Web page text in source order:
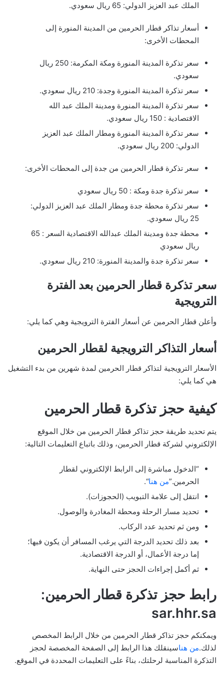
الملك عبد العزيز الدولي: 65 ريال سعودي.
أسعار تذاكر قطار الحرمين من المدينة المنورة إلى
المحطات الأخرى:
سعر تذكرة المدينة المنورة ومكة المكرمة: 250 ريال
سعودي.
سعر تذكرة المدينة المنورة وجدة: 210 ريال سعودي.
سعر تذكرة المدينة المنورة ومدينة الملك عبد الله
الاقتصادية : 150 ريال سعودي.
سعر تذكرة المدينة المنورة ومطار الملك عبد العزيز
الدولي: 200 ريال سعودي.
سعر تذكرة قطار الحرمين من جدة إلى المحطات الأخرى:
سعر تذكرة جدة ومكة : 50 ريال سعودي
سعر تذكرة محطة جدة ومطار الملك عبد العزيز الدولي:
25 ريال سعودي.
محطة جدة ومدينة الملك عبدالله الاقتصادية السعر : 65
ريال سعودي
سعر تذكرة جدة والمدينة المنورة: 210 ريال سعودي.
سعر تذكرة قطار الحرمين بعد الفترة
الترويجية
وأعلن قطار الحرمين عن أسعار الفترة الترويجية وهي كما يلي:
أسعار التذاكر الترويجية لقطار الحرمين
الأسعار الترويجية لتذاكر قطار الحرمين لمدة شهرين من بدء التشغيل
هي كما يلي:
كيفية حجز تذكرة قطار الحرمين
يتم تحديد طريقة حجز تذاكر قطار الحرمين من خلال الموقع
الإلكتروني لشركة قطار الحرمين، وذلك باتباع التعليمات التالية:
“الدخول مباشرة إلى الرابط الإلكتروني لقطار
الحرمين.”من هنا“.
انتقل إلى علامة التبويب (الحجوزات).
تحديد مسار الرحلة ومحطة المغادرة والوصول.
ومن ثم تحديد عدد الركاب.
بعد ذلك تحديد الدرجة التي يرغب المسافر أن يكون فيها؛
إما درجة الأعمال، أو الدرجة الاقتصادية.
ثم أكمل إجراءات الحجز حتى النهاية.
رابط حجز تذكرة قطار الحرمين:
sar.hhr.sa
ويمكنكم حجز تذاكر قطار الحرمين من خلال الرابط المخصص
لذلك.من هناسينقلك هذا الرابط إلى الصفحة المخصصة لحجز
التذكرة المناسبة لرحلتك، بناءً على التعليمات المحددة في الموقع.